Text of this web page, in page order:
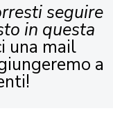
seguire
in questa
una mail
a